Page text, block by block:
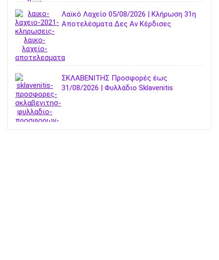
Λαϊκό Λαχείο 05/08/2026 | Κλήρωση 31η
Αποτελέσματα Δες Αν Κέρδισες
ΣΚΛΑΒΕΝΙΤΗΣ Προσφορές έως
31/08/2026 | Φυλλάδιο Sklavenitis